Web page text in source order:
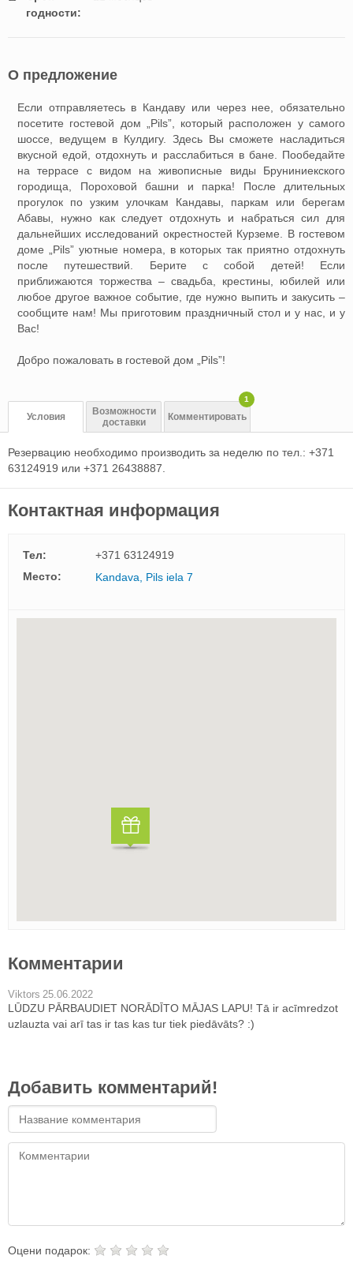
годности:
О предложение
Если отправляетесь в Кандаву или через нее, обязательно
посетите гостевой дом „Pils”, который расположен у самого
шоссе, ведущем в Кулдигу. Здесь Вы сможете насладиться
вкусной едой, отдохнуть и расслабиться в бане. Пообедайте
на террасе с видом на живописные виды Бруниниекского
городища, Пороховой башни и парка! После длительных
прогулок по узким улочкам Кандавы, паркам или берегам
Абавы, нужно как следует отдохнуть и набраться сил для
дальнейших исследований окрестностей Курземе. В гостевом
доме „Pils” уютные номера, в которых так приятно отдохнуть
после путешествий. Берите с собой детей! Если
приближаются торжества – свадьба, крестины, юбилей или
любое другое важное событие, где нужно выпить и закусить –
сообщите нам! Мы приготовим праздничный стол и у нас, и у
Вас!
Добро пожаловать в гостевой дом „Pils”!
Условия
Возможности
доставки
Комментировать
1
Резервацию необходимо производить за неделю по тел.: +371
63124919 или +371 26438887.
Контактная информация
Тел:
+371 63124919
Mесто:
Kandava, Pils iela 7
Комментарии
Viktors 25.06.2022
LŪDZU PĀRBAUDIET NORĀDĪTO MĀJAS LAPU! Tā ir acīmredzot
uzlauzta vai arī tas ir tas kas tur tiek piedāvāts? :)
Добавить комментарий!
Оцени подарок: